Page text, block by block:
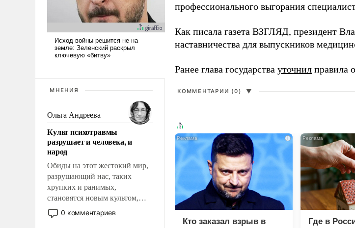
МНЕНИЯ
Ольга Андреева
Культ психотравмы
разрушает и человека, и
народ
Обиды на этот жестокий мир,
разрушающий нас, таких
хрупких и ранимых,
становятся новым культом,
постепенно вытесняя и
отменяя традиционное
0 комментариев
профессионального выгорания
Как писала газета ВЗГЛЯД, президент
наставничества для выпускников
Ранее глава государства уточнил правила
КОММЕНТАРИИ (0) ▼
i
Кто заказал взрыв в
Где в